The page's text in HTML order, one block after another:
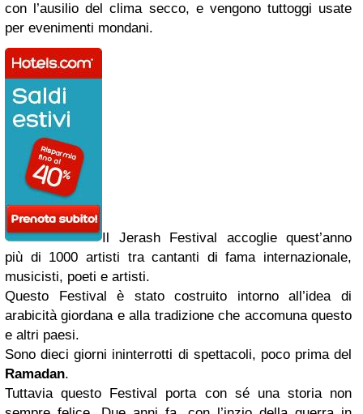
con l’ausilio del clima secco, e vengono tuttoggi usate
per evenimenti mondani.
Il Jerash Festival accoglie quest’anno
più di 1000 artisti tra cantanti di fama internazionale,
musicisti, poeti e artisti.
Questo Festival è stato costruito intorno all’idea di
arabicità giordana e alla tradizione che accomuna questo
e altri paesi.
Sono dieci giorni ininterrotti di spettacoli, poco prima del
Ramadan.
Tuttavia questo Festival porta con sé una storia non